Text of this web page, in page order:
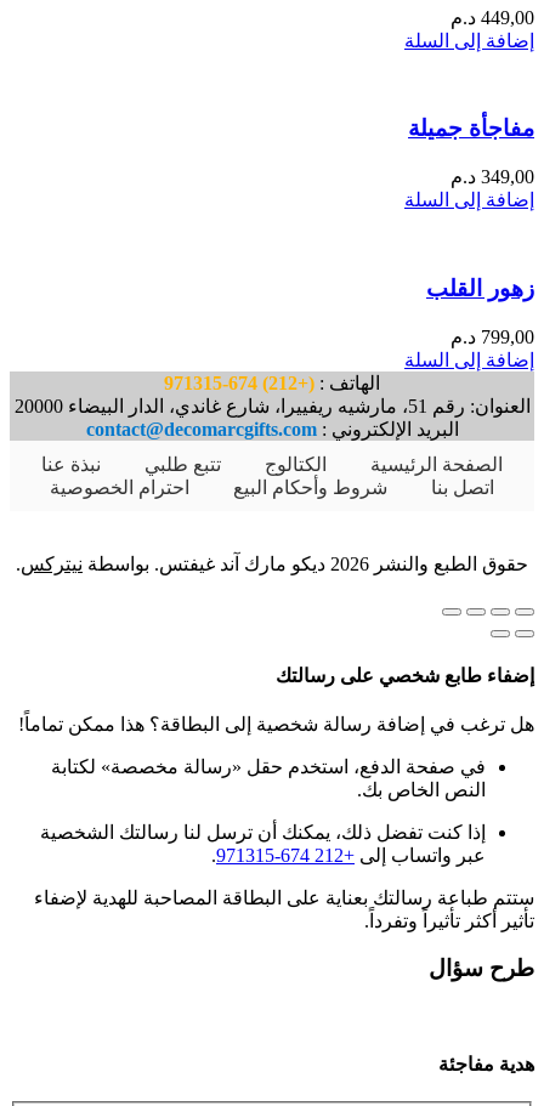
449,00 د.م
إضافة إلى السلة
مفاجأة جميلة
349,00 د.م
إضافة إلى السلة
زهور القلب
799,00 د.م
إضافة إلى السلة
الهاتف : (+212) 674-971315
العنوان: رقم 51، مارشيه ريفييرا، شارع غاندي، الدار البيضاء 20000
البريد الإلكتروني :contact@decomarcgifts.com
الصفحة الرئيسية
الكتالوج تتبع طلبي
نبذة عنا
اتصل بنا
شروط وأحكام البيع احترام الخصوصية
حقوق الطبع والنشر 2026 ديكو مارك آند غيفتس. بواسطة نيتركس.
إضفاء طابع شخصي على رسالتك
هل ترغب في إضافة رسالة شخصية إلى البطاقة؟ هذا ممكن تماماً!
في صفحة الدفع، استخدم حقل «رسالة مخصصة» لكتابة
النص الخاص بك.
إذا كنت تفضل ذلك، يمكنك أن ترسل لنا رسالتك الشخصية
عبر واتساب إلى +212 674-971315
.
ستتم طباعة رسالتك بعناية على البطاقة المصاحبة للهدية لإضفاء
تأثير أكثر تأثيراً وتفرداً.
طرح سؤال
هدية مفاجئة